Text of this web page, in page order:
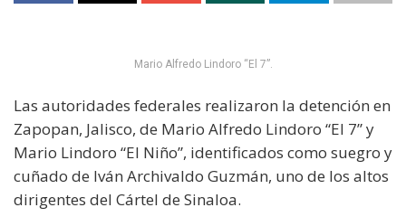
Mario Alfredo Lindoro “El 7”.
Las autoridades federales realizaron la detención en
Zapopan, Jalisco, de Mario Alfredo Lindoro “El 7” y
Mario Lindoro “El Niño”, identificados como suegro y
cuñado de Iván Archivaldo Guzmán, uno de los altos
dirigentes del Cártel de Sinaloa.